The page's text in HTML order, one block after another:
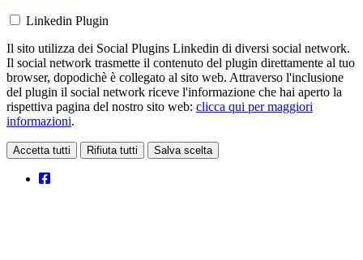
Linkedin Plugin
Il sito utilizza dei Social Plugins Linkedin di diversi social network.
Il social network trasmette il contenuto del plugin direttamente al tuo
browser, dopodichè è collegato al sito web. Attraverso l'inclusione
del plugin il social network riceve l'informazione che hai aperto la
rispettiva pagina del nostro sito web: clicca qui per maggiori
informazioni.
Accetta tutti Rifiuta tutti Salva scelta